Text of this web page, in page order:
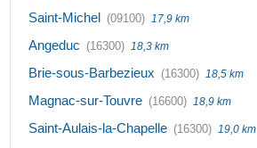
Saint-Michel (09100) 17,9 km
Angeduc (16300) 18,3 km
Brie-sous-Barbezieux (16300) 18,5 km
Magnac-sur-Touvre (16600) 18,9 km
Saint-Aulais-la-Chapelle (16300) 19,0 km